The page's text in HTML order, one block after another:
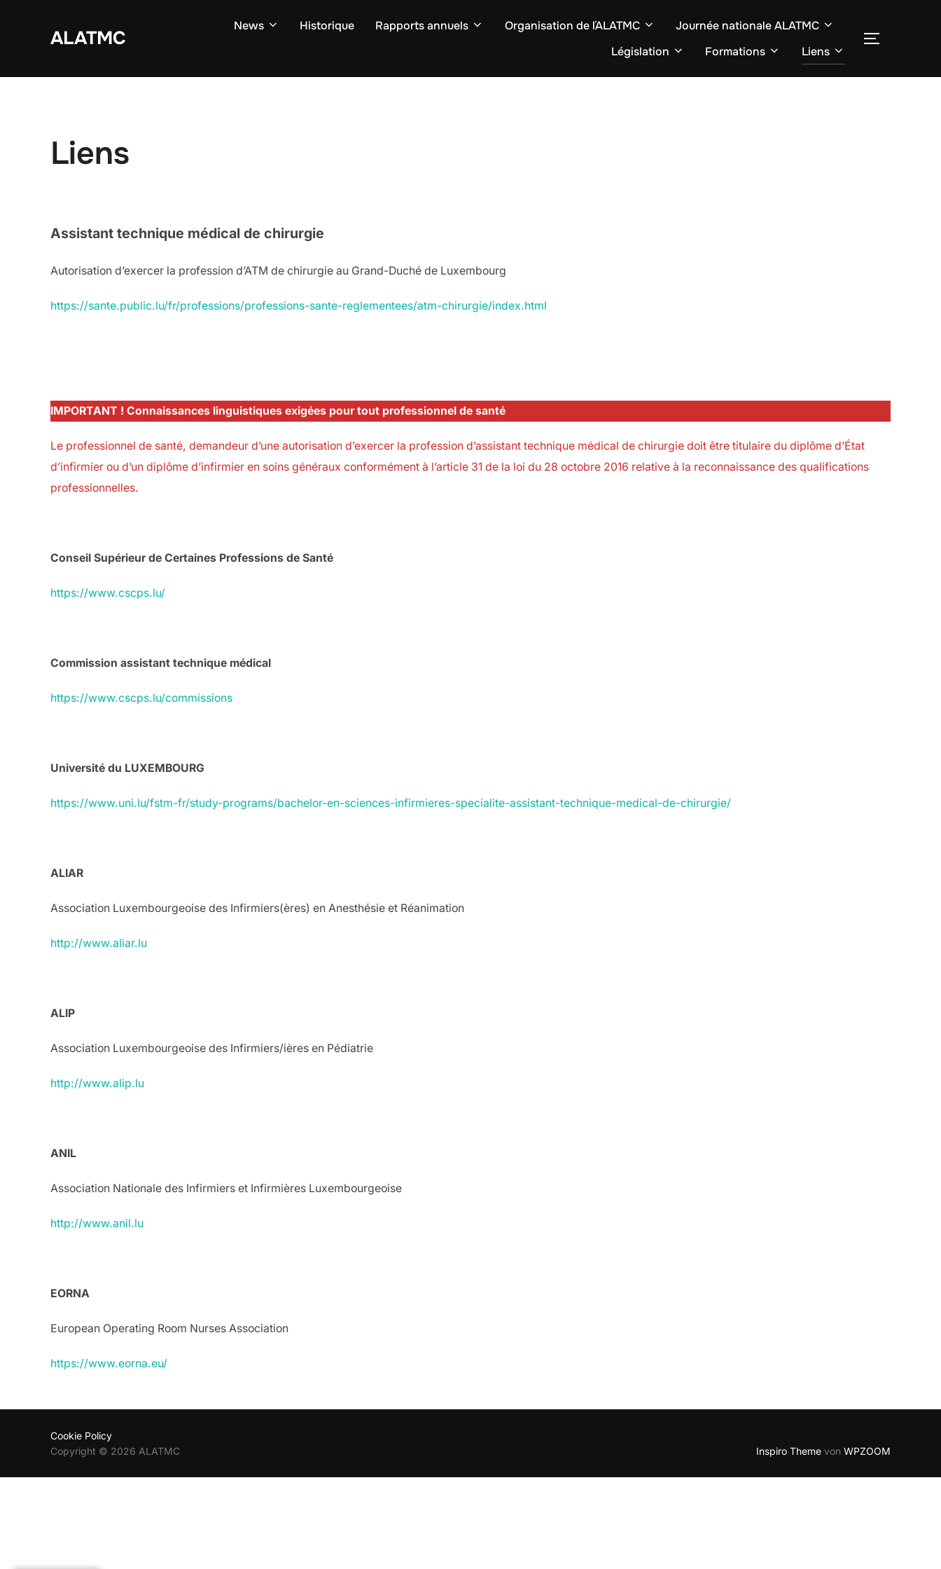
ALATMC
News Historique Rapports annuels Organisation de l´ALATMC
Journée nationale ALATMC
Législation
Formations Liens
Liens
Assistant technique médical de chirurgie
Autorisation d’exercer la profession d’ATM de chirurgie au Grand-Duché de Luxembourg
https://sante.public.lu/fr/professions/professions-sante-reglementees/atm-chirurgie/index.html
IMPORTANT ! Connaissances linguistiques exigées pour tout professionnel de santé
Le professionnel de santé, demandeur d’une autorisation d’exercer la profession d’assistant technique médical de chirurgie doit être titulaire du diplôme d’État
d’infirmier ou d’un diplôme d’infirmier en soins généraux conformément à l’article 31 de la loi du 28 octobre 2016 relative à la reconnaissance des qualifications
professionnelles.
Conseil Supérieur de Certaines Professions de Santé
https://www.cscps.lu/
Commission assistant technique médical
https://www.cscps.lu/commissions
Université du LUXEMBOURG
https://www.uni.lu/fstm-fr/study-programs/bachelor-en-sciences-infirmieres-specialite-assistant-technique-medical-de-chirurgie/
ALIAR
Association Luxembourgeoise des Infirmiers(ères) en Anesthésie et Réanimation
http://www.aliar.lu
ALIP
Association Luxembourgeoise des Infirmiers/ières en Pédiatrie
http://www.alip.lu
ANIL
Association Nationale des Infirmiers et Infirmières Luxembourgeoise
http://www.anil.lu
EORNA
European Operating Room Nurses Association
https://www.eorna.eu/
Cookie Policy
Copyright © 2026 ALATMC
Inspiro Theme von WPZOOM